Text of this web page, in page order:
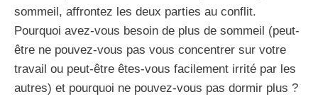
sommeil, affrontez les deux parties au conflit.
Pourquoi avez-vous besoin de plus de sommeil (peut-
être ne pouvez-vous pas vous concentrer sur votre
travail ou peut-être êtes-vous facilement irrité par les
autres) et pourquoi ne pouvez-vous pas dormir plus ?